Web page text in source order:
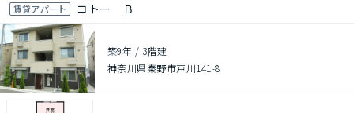
賃貸アパート コトー Ｂ
築9年 / 3階建
神奈川県秦野市戸川141-8